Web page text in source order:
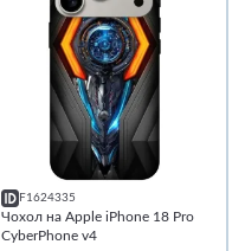
F1624335
Чохол на Apple iPhone 18 Pro
CyberPhone v4